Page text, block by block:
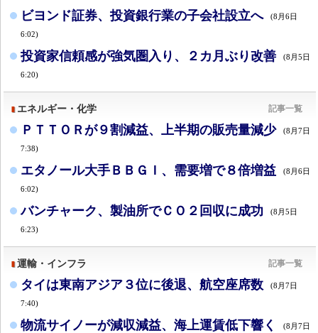
ビヨンド証券、投資銀行業の子会社設立へ (8月6日
6:02)
投資家信頼感が強気圏入り、２カ月ぶり改善 (8月5日
6:20)
エネルギー・化学 記事一覧
ＰＴＴＯＲが９割減益、上半期の販売量減少 (8月7日
7:38)
エタノール大手ＢＢＧＩ、需要増で８倍増益 (8月6日
6:02)
バンチャーク、製油所でＣＯ２回収に成功 (8月5日
6:23)
運輸・インフラ 記事一覧
タイは東南アジア３位に後退、航空座席数 (8月7日
7:40)
物流サイノーが減収減益、海上運賃低下響く (8月7日